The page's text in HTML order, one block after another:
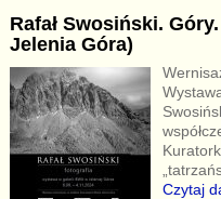
Rafał Swosiński.
Jelenia Góra)
Czytaj